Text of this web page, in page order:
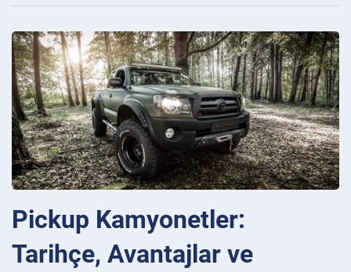
Pickup Kamyonetler:
Tarihçe, Avantajlar ve